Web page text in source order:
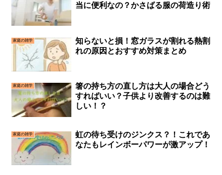
当に便利なの？かさばる服の荷造り術
家庭の雑学
知らないと損！窓ガラスが割れる熱割
れの原因とおすすめ対策まとめ
家庭の雑学
箸の持ち方の直し方は大人の場合どう
すればいい？子供より改善するのは難
しい！？
家庭の雑学
虹の待ち受けのジンクス？！これであ
なたもレインボーパワーが激アップ！